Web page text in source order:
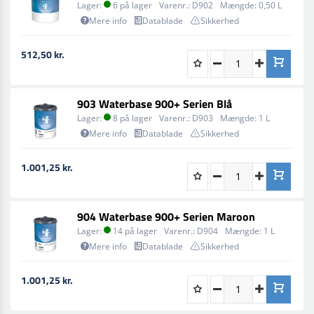
Lager: 6 på lager Varenr.: D902 Mængde: 0,50 L
Mere info
Datablade Sikkerhed
512,50 kr.
903 Waterbase 900+ Serien Blå
Lager: 8 på lager Varenr.: D903 Mængde: 1 L
Mere info
Datablade Sikkerhed
1.001,25 kr.
904 Waterbase 900+ Serien Maroon
Lager: 14 på lager Varenr.: D904 Mængde: 1 L
Mere info
Datablade Sikkerhed
1.001,25 kr.